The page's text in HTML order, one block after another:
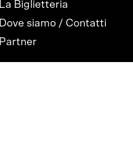
La Biglietteria
Dove siamo / Contatti
Partner